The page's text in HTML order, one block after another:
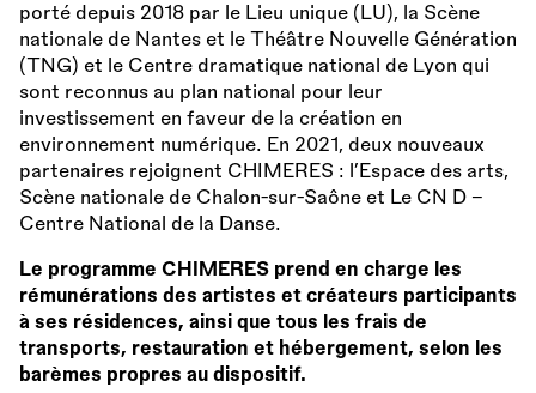
porté depuis 2018 par le Lieu unique (LU), la Scène
nationale de Nantes et le Théâtre Nouvelle Génération
(TNG) et le Centre dramatique national de Lyon qui
sont reconnus au plan national pour leur
investissement en faveur de la création en
environnement numérique. En 2021, deux nouveaux
partenaires rejoignent CHIMERES : l’Espace des arts,
Scène nationale de Chalon-sur-Saône et Le CN D –
Centre National de la Danse.
Le programme CHIMERES prend en charge les
rémunérations des artistes et créateurs participants
à ses résidences, ainsi que tous les frais de
transports, restauration et hébergement, selon les
barèmes propres au dispositif.